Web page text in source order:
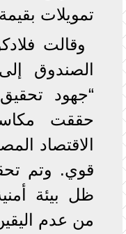
تمويلات بقيمة 2.7 مليار دولار.
وقالت
الصندوق
“جهود تحقيق
حققت
الاقتصاد
قوي. وتم
ظل بيئة
من عدم